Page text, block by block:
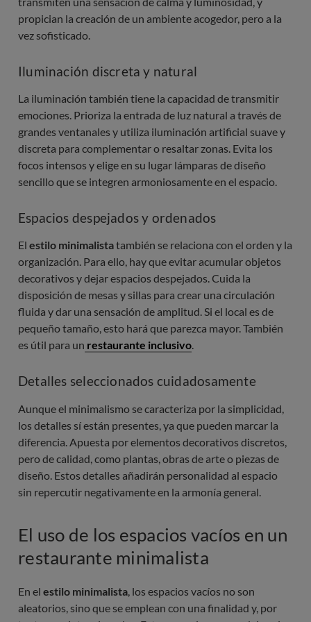
propician la creación de un ambiente acogedor, pero a la
vez sofisticado.
Iluminación discreta y natural
La iluminación también tiene la capacidad de transmitir
emociones. Prioriza la entrada de luz natural a través de
grandes ventanales y utiliza iluminación artificial suave y
discreta para complementar o resaltar zonas. Evita los
focos intensos y elige en su lugar lámparas de diseño
sencillo que se integren armoniosamente en el espacio.
Espacios despejados y ordenados
El estilo minimalistatambién se relaciona con el orden y la
organización. Para ello, hay que evitar acumular objetos
decorativos y dejar espacios despejados. Cuida la
disposición de mesas y sillas para crear una circulación
fluida y dar una sensación de amplitud. Si el local es de
pequeño tamaño, esto hará que parezca mayor. También
es útil para un restaurante inclusivo.
Detalles seleccionados cuidadosamente
Aunque el minimalismo se caracteriza por la simplicidad,
los detalles sí están presentes, ya que pueden marcar la
diferencia. Apuesta por elementos decorativos discretos,
pero de calidad, como plantas, obras de arte o piezas de
diseño. Estos detalles añadirán personalidad al espacio
sin repercutir negativamente en la armonía general.
El uso de los espacios vacíos en un
restaurante minimalista
En el estilo minimalista, los espacios vacíos no son
aleatorios, sino que se emplean con una finalidad y, por